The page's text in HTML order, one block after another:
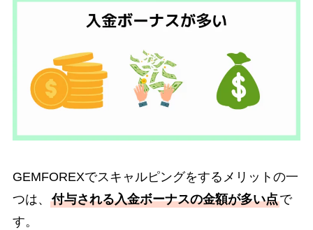
GEMFOREXでスキャルピングをするメリットの一
つは、 付与される入金ボーナスの金額が多い点で
す。